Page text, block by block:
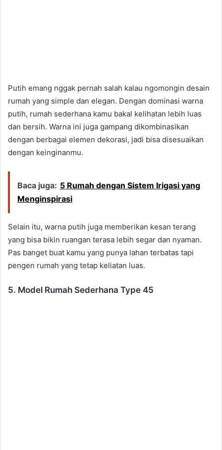
Putih emang nggak pernah salah kalau ngomongin desain
rumah yang simple dan elegan. Dengan dominasi warna
putih, rumah sederhana kamu bakal kelihatan lebih luas
dan bersih. Warna ini juga gampang dikombinasikan
dengan berbagai elemen dekorasi, jadi bisa disesuaikan
dengan keinginanmu.
Baca juga: 5 Rumah dengan Sistem Irigasi yang
Menginspirasi
Selain itu, warna putih juga memberikan kesan terang
yang bisa bikin ruangan terasa lebih segar dan nyaman.
Pas banget buat kamu yang punya lahan terbatas tapi
pengen rumah yang tetap keliatan luas.
5. Model Rumah Sederhana Type 45